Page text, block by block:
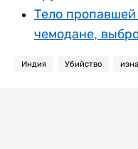
Тело
чемодане,
Индия Убийство